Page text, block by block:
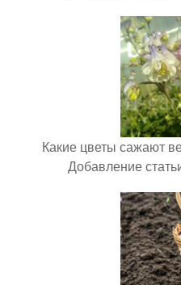
Какие цветы сажают
Добавление